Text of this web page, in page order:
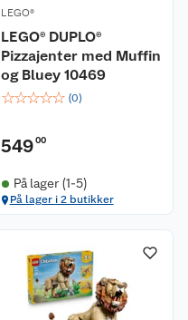
LEGO®
LEGO® DUPLO®
Pizzajenter med Muffin
og Bluey 10469
☆☆☆☆☆ (0)
54900
På lager (1-5)
På lager i 2 butikker